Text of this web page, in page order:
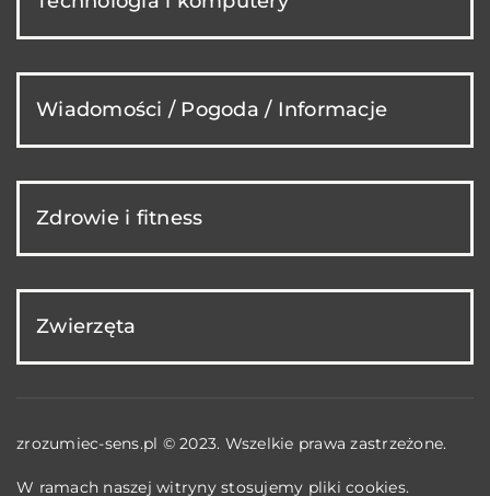
Wiadomości / Pogoda / Informacje
Zdrowie i fitness
Zwierzęta
zrozumiec-sens.pl © 2023. Wszelkie prawa zastrzeżone.
W ramach naszej witryny stosujemy pliki cookies.